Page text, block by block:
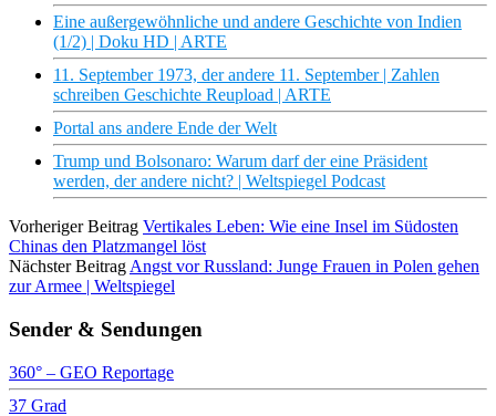
Eine außergewöhnliche und andere Geschichte von Indien
(1/2) | Doku HD | ARTE
11. September 1973, der andere 11. September | Zahlen
schreiben Geschichte Reupload | ARTE
Portal ans andere Ende der Welt
Trump und Bolsonaro: Warum darf der eine Präsident
werden, der andere nicht? | Weltspiegel Podcast
Vorheriger Beitrag Vertikales Leben: Wie eine Insel im Südosten
Chinas den Platzmangel löst
Nächster Beitrag Angst vor Russland: Junge Frauen in Polen gehen
zur Armee | Weltspiegel
Sender & Sendungen
360° – GEO Reportage
37 Grad